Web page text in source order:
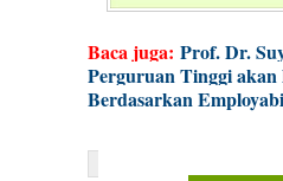
Baca juga: Prof. Dr.
Perguruan Tinggi
Berdasarkan